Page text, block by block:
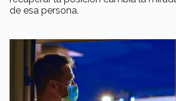
de esa persona.